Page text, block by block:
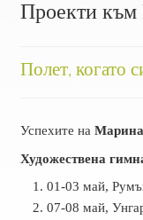
Проекти
Полет, когато
Успехите на
Художествена
01-03 май,
07-08 май,